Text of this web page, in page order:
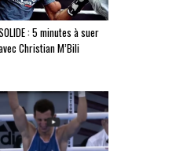
: 5 minutes à suer
Christian M’Bili